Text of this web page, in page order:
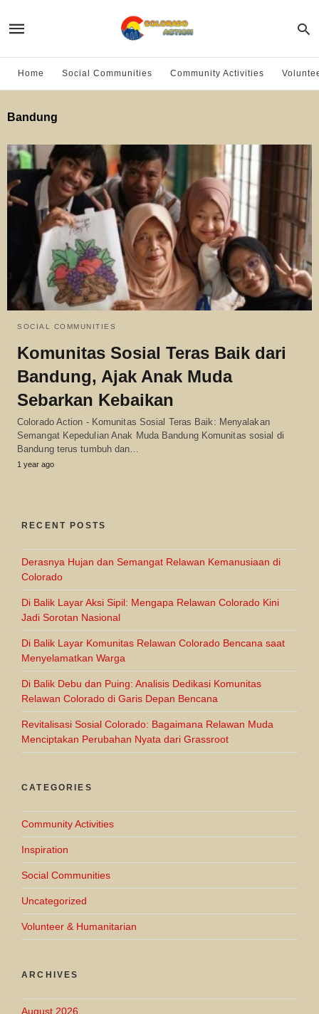
Home Social Communities Community Activities
Bandung
SOCIAL COMMUNITIES
Komunitas Sosial Teras Baik dari
Bandung, Ajak Anak Muda
Sebarkan Kebaikan
Colorado Action - Komunitas Sosial Teras Baik: Menyalakan
Semangat Kepedulian Anak Muda Bandung Komunitas sosial di
Bandung terus tumbuh dan…
1 year ago
RECENT POSTS
Derasnya Hujan dan Semangat Relawan Kemanusiaan di
Colorado
Di Balik Layar Aksi Sipil: Mengapa Relawan Colorado Kini
Jadi Sorotan Nasional
Di Balik Layar Komunitas Relawan Colorado Bencana saat
Menyelamatkan Warga
Di Balik Debu dan Puing: Analisis Dedikasi Komunitas
Relawan Colorado di Garis Depan Bencana
Revitalisasi Sosial Colorado: Bagaimana Relawan Muda
Menciptakan Perubahan Nyata dari Grassroot
CATEGORIES
Community Activities
Inspiration
Social Communities
Uncategorized
Volunteer & Humanitarian
ARCHIVES
August 2026